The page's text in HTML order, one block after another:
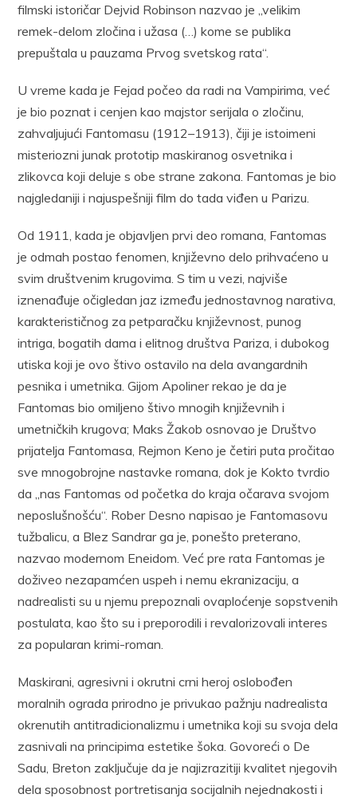
filmski istoričar Dejvid Robinson nazvao je „velikim
remek-delom zločina i užasa (…) kome se publika
prepuštala u pauzama Prvog svetskog rata“.
U vreme kada je Fejad počeo da radi na Vampirima, već
je bio poznat i cenjen kao majstor serijala o zločinu,
zahvaljujući Fantomasu (1912–1913), čiji je istoimeni
misteriozni junak prototip maskiranog osvetnika i
zlikovca koji deluje s obe strane zakona. Fantomas je bio
najgledaniji i najuspešniji film do tada viđen u Parizu.
Od 1911, kada je objavljen prvi deo romana, Fantomas
je odmah postao fenomen, književno delo prihvaćeno u
svim društvenim krugovima. S tim u vezi, najviše
iznenađuje očigledan jaz između jednostavnog narativa,
karakterističnog za petparačku književnost, punog
intriga, bogatih dama i elitnog društva Pariza, i dubokog
utiska koji je ovo štivo ostavilo na dela avangardnih
pesnika i umetnika. Gijom Apoliner rekao je da je
Fantomas bio omiljeno štivo mnogih književnih i
umetničkih krugova; Maks Žakob osnovao je Društvo
prijatelja Fantomasa, Rejmon Keno je četiri puta pročitao
sve mnogobrojne nastavke romana, dok je Kokto tvrdio
da „nas Fantomas od početka do kraja očarava svojom
neposlušnošću“. Rober Desno napisao je Fantomasovu
tužbalicu, a Blez Sandrar ga je, ponešto preterano,
nazvao modernom Eneidom. Već pre rata Fantomas je
doživeo nezapamćen uspeh i nemu ekranizaciju, a
nadrealisti su u njemu prepoznali ovaploćenje sopstvenih
postulata, kao što su i preporodili i revalorizovali interes
za popularan krimi-roman.
Maskirani, agresivni i okrutni crni heroj oslobođen
moralnih ograda prirodno je privukao pažnju nadrealista
okrenutih antitradicionalizmu i umetnika koji su svoja dela
zasnivali na principima estetike šoka. Govoreći o De
Sadu, Breton zaključuje da je najizrazitiji kvalitet njegovih
dela sposobnost portretisanja socijalnih nejednakosti i